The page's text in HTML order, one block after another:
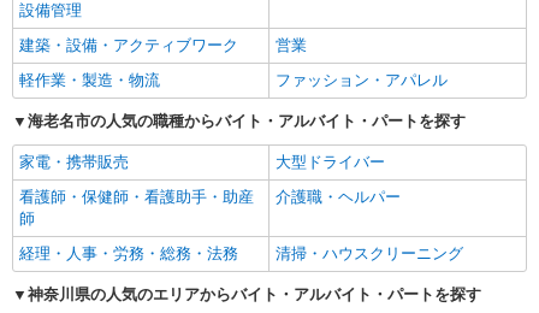
設備管理
建築・設備・アクティブワーク
営業
軽作業・製造・物流
ファッション・アパレル
海老名市の人気の職種からバイト・アルバイト・パートを探す
家電・携帯販売
大型ドライバー
看護師・保健師・看護助手・助産
師
介護職・ヘルパー
経理・人事・労務・総務・法務 清掃・ハウスクリーニング
神奈川県の人気のエリアからバイト・アルバイト・パートを探す